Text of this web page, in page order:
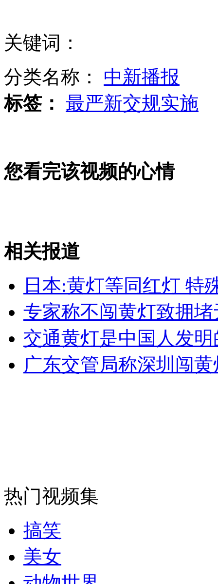
日本:黄灯等同红灯 特殊情况免罚
山西运城恶犬咬伤多人 警民合力深夜将其击毙
女孩北京地铁殴打老人 痛下狠手拳打脚踢
外交部：有关国家言论片面不公正
安徽一实载49人客车翻车
走！跟着总书记去植树
司机酒驾遇交警 急速倒车逃窜
关键词：
分类名称： 中新播报
标签： 最严新交规实施
您看完该视频的心情
相关报道
日本:黄灯等同红灯 特
专家称不闯黄灯致拥
交通黄灯是中国人发明
广东交管局称深圳闯
热门视频集
搞笑
美女